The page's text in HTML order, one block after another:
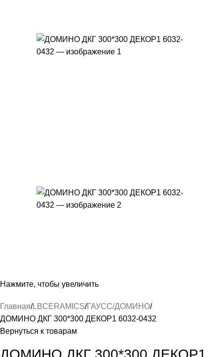
Нажмите, чтобы увеличить
Главная LBCERAMICS ГАУСС/ДОМИНО
ДОМИНО ДКГ 300*300 ДЕКОР1 6032-0432
Вернуться к товарам